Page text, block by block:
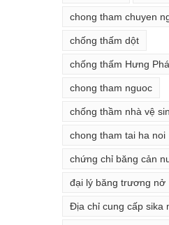
chong tham chuyen
chống thấm dột
chống thấm Hưng
chong tham nguoc
chống thầm nhà vệ
chong tham tai ha noi
chứng chỉ băng cản
đại lý băng trương nở
Địa chỉ cung cấp sika